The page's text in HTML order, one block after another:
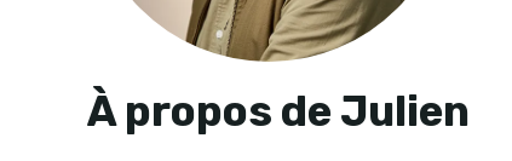
À propos de Julien